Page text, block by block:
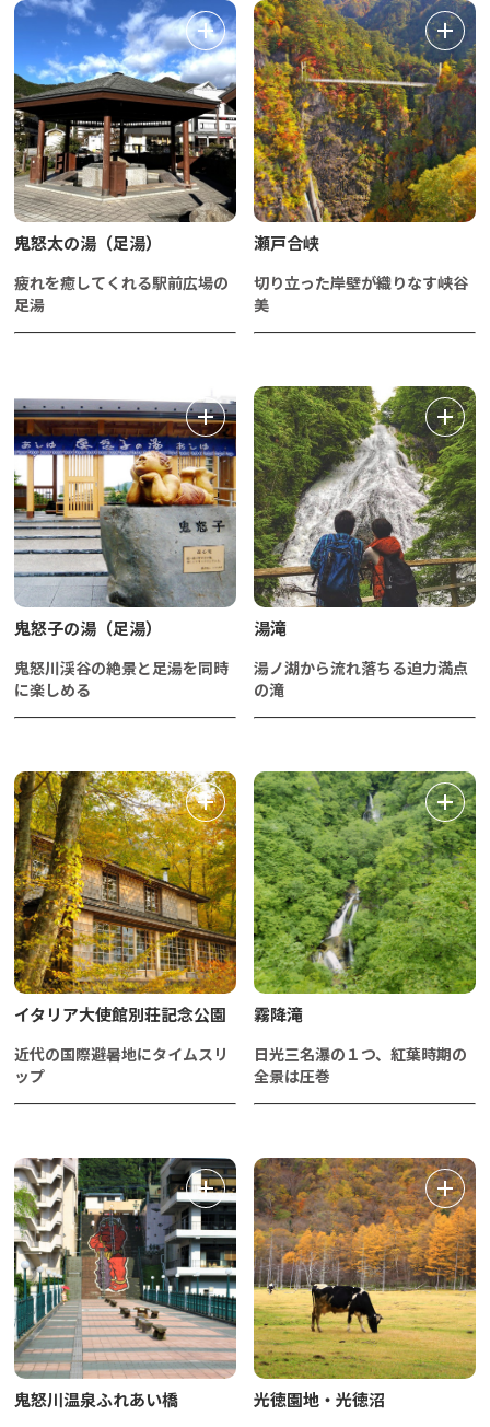
鬼怒太の湯（足湯）
疲れを癒してくれる駅前広場の
足湯
瀬戸合峡
切り立った岸壁が織りなす峡谷
美
鬼怒子の湯（足湯）
鬼怒川渓谷の絶景と足湯を同時
に楽しめる
湯滝
湯ノ湖から流れ落ちる迫力満点
の滝
イタリア大使館別荘記念公園
近代の国際避暑地にタイムスリ
ップ
霧降滝
日光三名瀑の１つ、紅葉時期の
全景は圧巻
鬼怒川温泉ふれあい橋 光徳園地・光徳沼